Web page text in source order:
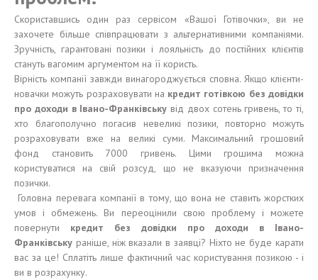
Скориставшись один раз сервісом «Вашої Готівочки», ви не
захочете більше співпрацювати з альтернативними компаніями.
Зручність, гарантовані позики і лояльність до постійних клієнтів
стануть вагомим аргументом на її користь.
Вірність компанії завжди винагороджується сповна. Якщо клієнти-
новачки можуть розраховувати на кредит готівкою без довідки
про доходи в Івано-Франківську від двох сотень гривень, то ті,
хто благополучно погасив невеликі позики, повторно можуть
розраховувати вже на великі суми. Максимальний грошовий
фонд становить 7000 гривень. Цими грошима можна
користуватися на свій розсуд, що не вказуючи призначення
позички.
Головна перевага компанії в тому, що вона не ставить жорстких
умов і обмежень. Ви переоцінили свою проблему і можете
повернути кредит без довідки про доходи в Івано-
Франківську раніше, ніж вказали в заявці? Ніхто не буде карати
вас за це! Сплатіть лише фактичний час користування позикою - і
ви в розрахунку.